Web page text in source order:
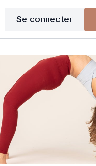
Se connecter